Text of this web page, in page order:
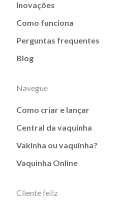
Inovações
Como funciona
Perguntas frequentes
Blog
Navegue
Como criar e lançar
Central da vaquinha
Vakinha ou vaquinha?
Vaquinha Online
Cliente feliz